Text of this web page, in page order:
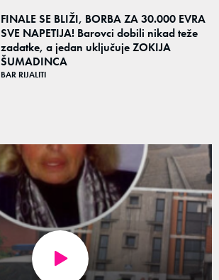
FINALE SE BLIŽI, BORBA ZA 30.000 EVRA
SVE NAPETIJA! Barovci dobili nikad teže
zadatke, a jedan uključuje ZOKIJA
ŠUMADINCA
BAR RIJALITI